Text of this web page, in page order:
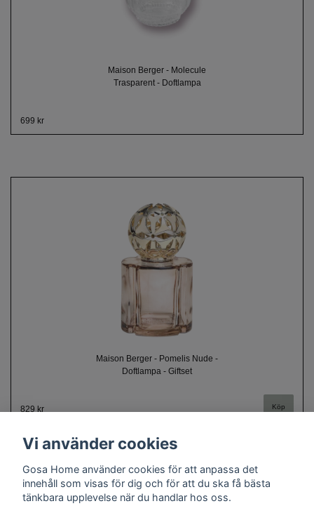
Maison Berger - Molecule
Trasparent - Doftlampa
699 kr
Maison Berger - Pomelis Nude -
Doftlampa - Giftset
829 kr
Vi använder cookies
Gosa Home använder cookies för att anpassa det
innehåll som visas för dig och för att du ska få bästa
tänkbara upplevelse när du handlar hos oss.